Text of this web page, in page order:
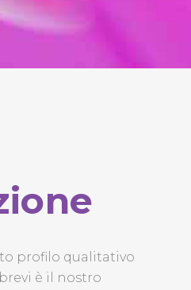
profilo qualitativo
è il nostro